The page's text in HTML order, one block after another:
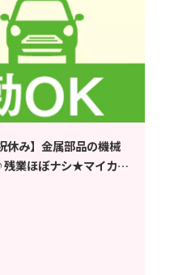
休み】金属部品の機械
業ほぼナシ★マイカー